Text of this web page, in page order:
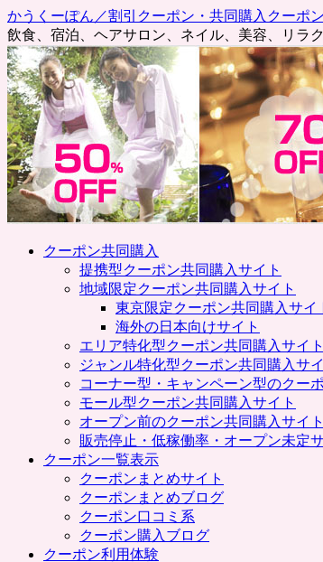
かうくーぽん／割引クーポン・共同購入クーポ
飲食、宿泊、ヘアサロン、ネイル、美容、リラ
クーポン共同購入
提携型クーポン共同購入サイト
地域限定クーポン共同購入サイト
東京限定クーポン共同購入サイ
海外の日本向けサイト
エリア特化型クーポン共同購入サイト
ジャンル特化型クーポン共同購入サ
コーナー型・キャンペーン型のクー
モール型クーポン共同購入サイト
オープン前のクーポン共同購入サイト
販売停止・低稼働率・オープン未定
クーポン一覧表示
クーポンまとめサイト
クーポンまとめブログ
クーポン口コミ系
クーポン購入ブログ
クーポン利用体験